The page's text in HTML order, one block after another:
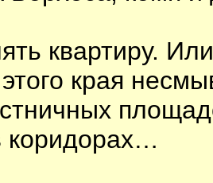
квартиру.
края
коридорах…